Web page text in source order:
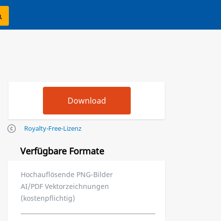
Royalty-Free-Lizenz
Verfügbare Formate
Hochauflösende PNG-Bilder
AI/PDF Vektorzeichnungen
(kostenpflichtig)